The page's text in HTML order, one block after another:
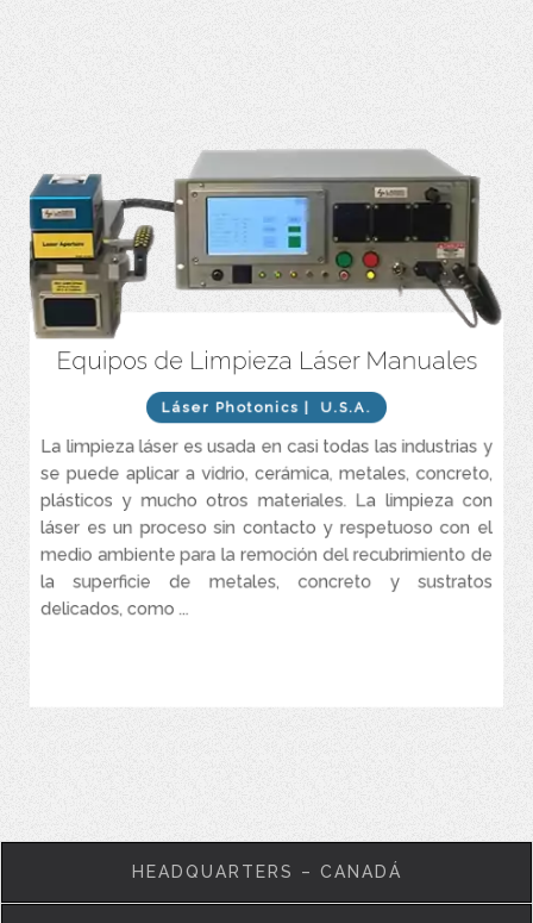
Equipos de Limpieza Láser Manuales
Láser Photonics | U.S.A.
La limpieza láser es usada en casi todas las industrias y
se puede aplicar a vidrio, cerámica, metales, concreto,
plásticos y mucho otros materiales. La limpieza con
láser es un proceso sin contacto y respetuoso con el
medio ambiente para la remoción del recubrimiento de
la superficie de metales, concreto y sustratos
delicados, como ...
Sistema completo de limpieza Láser y acondicionamiento de
superficies de alta precisión y grado industrial seguro y ecológico,
rápido, preciso e increíblemente productivo.
industrial, remoción de óxido, remoción de pintura y preparación
de superficies.
La tecnología patentada, CleanTech™ limpia materiales más
rápido y mejor que otros sistemas en el mercado.
Sistema láser es accionado al pulsar un botón y refrigeración por
aire, que garantiza una limpieza láser de alto rendimiento
HEADQUARTERS – CANADÁ